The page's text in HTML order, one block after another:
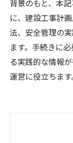
背景のもと、本
に、建設工事計
法、安全管理の
ます。手続きに
る実践的な情報
運営に役立ちます